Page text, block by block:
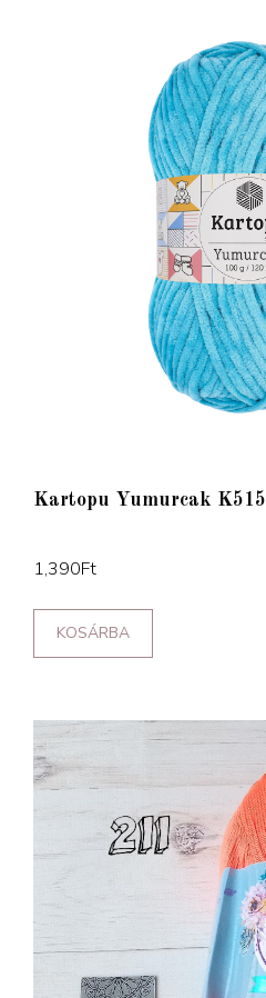
Kartopu Yumurcak K515
1,390Ft
KOSÁRBA